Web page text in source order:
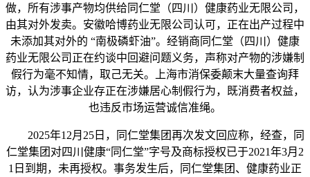
做，所有涉事产物均供给同仁堂（四川）健康药业无限公司，
由其对外发卖。安徽哈博药业无限公司认可，正在出产过程中
未添加其对外的 “南极磷虾油”。经销商同仁堂（四川）健康
药业无限公司正在约谈中回避问题义务，声称对产物的涉嫌制
假行为毫不知情，取己无关。上海市消保委颠末大量查询拜
访，认为涉事企业存正在涉嫌居心制假行为，既消费者权益，
也违反市场运营诚信准绳。
2025年12月25日，同仁堂集团再次发文回应称，经查，同
仁堂集团对四川健康“同仁堂”字号及商标授权已于2021年3月2
1日到期，未再授权。事务发生后，同仁堂集团、健康药业正